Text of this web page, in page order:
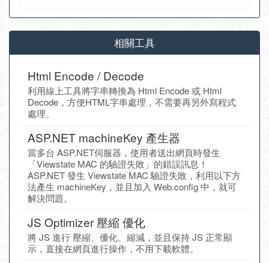
相關工具
Html Encode / Decode
利用線上工具將字串轉換為 Html Encode 或 Html
Decode，方便HTML字串處理，不需要再另外寫程式
處理。
ASP.NET machineKey 產生器
當多台 ASP.NET伺服器，使用者送出網頁時發生
「Viewstate MAC 的驗證失敗」的錯誤訊息！
ASP.NET 發生 Viewstate MAC 驗證失敗，利用以下方
法產生 machineKey，並且加入 Web.config 中，就可
解決問題。
JS Optimizer 壓縮 優化
將 JS 進行 壓縮、優化、縮減，並且保持 JS 正常顯
示，直接在網頁進行操作，不用下載軟體。